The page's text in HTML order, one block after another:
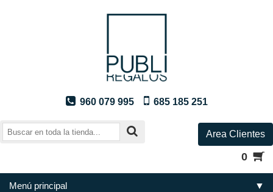
960 079 995 685 185 251
Area Clientes
0
Menú principal ▼